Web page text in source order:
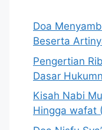
Doa
Beserta
Pengertian
Dasar
Kisah Nabi
Hingga wafat